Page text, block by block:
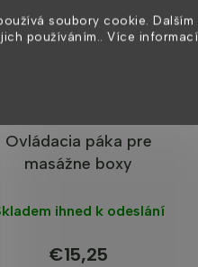
soubory cookie.
používáním.. Více informací
Ovládacia páka pre
masážne boxy
ihned k odeslání
€15,25